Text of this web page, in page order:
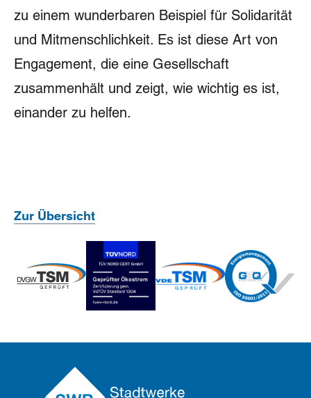
zu einem wunderbaren Beispiel für Solidarität
und Mitmenschlichkeit. Es ist diese Art von
Engagement, die eine Gesellschaft
zusammenhält und zeigt, wie wichtig es ist,
einander zu helfen.
Zur Übersicht